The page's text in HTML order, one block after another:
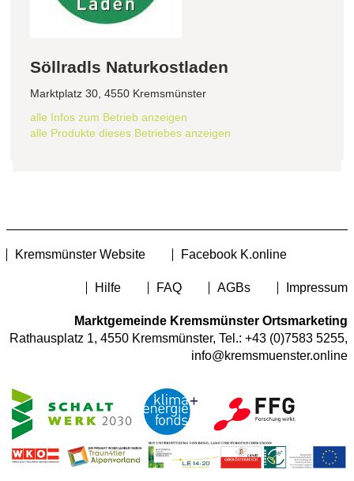
Söllradls Naturkostladen
Marktplatz 30, 4550 Kremsmünster
alle Infos zum Betrieb anzeigen
alle Produkte dieses Betriebes anzeigen
Kremsmünster Website Facebook K.online
Hilfe FAQ AGBs Impressum
Marktgemeinde Kremsmünster Ortsmarketing
Rathausplatz 1, 4550 Kremsmünster, Tel.: +43 (0)7583 5255,
info@kremsmuenster.online